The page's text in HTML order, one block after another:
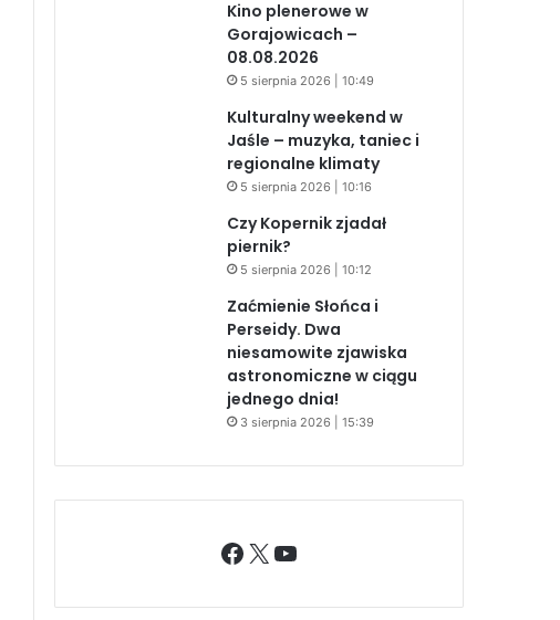
Kino plenerowe w
Gorajowicach –
08.08.2026
5 sierpnia 2026 | 10:49
Kulturalny weekend w
Jaśle – muzyka, taniec i
regionalne klimaty
5 sierpnia 2026 | 10:16
Czy Kopernik zjadał
piernik?
5 sierpnia 2026 | 10:12
Zaćmienie Słońca i
Perseidy. Dwa
niesamowite zjawiska
astronomiczne w ciągu
jednego dnia!
3 sierpnia 2026 | 15:39
Facebook
X YouTube